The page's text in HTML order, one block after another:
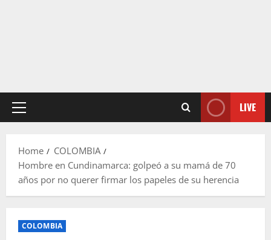
Primary
LIVE
Home
COLOMBIA
Hombre en Cundinamarca: golpeó a su mamá de 70
años por no querer firmar los papeles de su herencia
COLOMBIA